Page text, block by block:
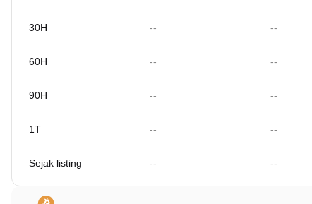
30H -- --
60H -- --
90H -- --
1T -- --
Sejak listing -- --